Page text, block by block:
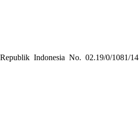
Indonesia No. 02.19/0/